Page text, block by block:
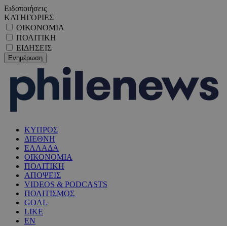
Ειδοποιήσεις
ΚΑΤΗΓΟΡΙΕΣ
ΟΙΚΟΝΟΜΙΑ
ΠΟΛΙΤΙΚΗ
ΕΙΔΗΣΕΙΣ
ΚΥΠΡΟΣ
ΔΙΕΘΝΗ
ΕΛΛΑΔΑ
ΟΙΚΟΝΟΜΙΑ
ΠΟΛΙΤΙΚΗ
ΑΠΟΨΕΙΣ
VIDEOS & PODCASTS
ΠΟΛΙΤΙΣΜΟΣ
GOAL
LIKE
EN